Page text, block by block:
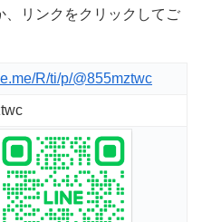
、リンクをクリックしてご
R/ti/p/@855mztwc